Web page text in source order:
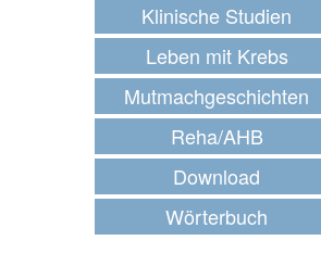
Klinische Studien
Leben mit Krebs
Mutmachgeschichten
Reha/AHB
Download
Wörterbuch